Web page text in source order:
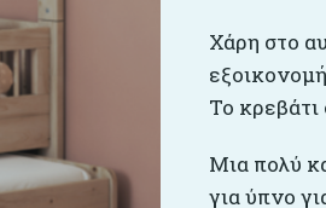
Χάρη στο
Το
Μια πολύ
για ύπνο